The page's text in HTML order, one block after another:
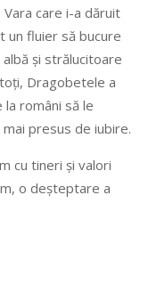
care i-a dăruit
un fluier să bucure
și strălucitoare
Dragobetele a
români să le
presus de iubire.
cu tineri și valori
o deșteptare a